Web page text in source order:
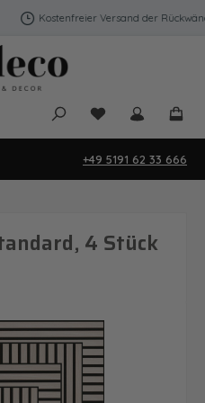
Kostenfreier Versand der
Du hast 0
+49 5191 62 33 666
4 Stück